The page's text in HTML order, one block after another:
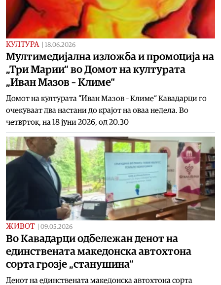
КУЛТУРА 18.06.2026
Мултимедијална изложба и промоција на
„Три Марии“ во Домот на културата
„Иван Мазов – Климе“
Домот на културата “Иван Мазов – Климе“ Кавадарци го
очекуваат два настани до крајот на оваа недела. Во
четврток, на 18 јуни 2026, од 20.30
ЖИВОТ 09.05.2026
Во Кавадарци одбележан денот на
единствената македонска автохтона
сорта грозје „станушина“
Денот на единствената македонска автохтона сорта